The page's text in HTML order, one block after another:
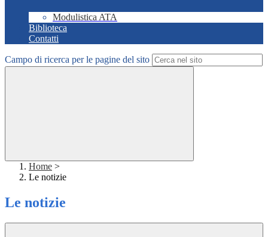
Modulistica ATA
Biblioteca
Contatti
Campo di ricerca per le pagine del sito
Home >
Le notizie
Le notizie